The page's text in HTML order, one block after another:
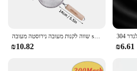
שווה לקנות מעובה נירוסטה מעובה scoop מסנן כף עם ידית עץ שאינו מקל משובח רשת בסדר קולנדר
₪10.82 ₪6.61